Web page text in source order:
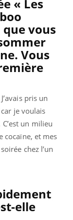
« Les
vous
Vous
pris un
je voulais
un milieu
cocaïne, et mes
chez l’un
elle